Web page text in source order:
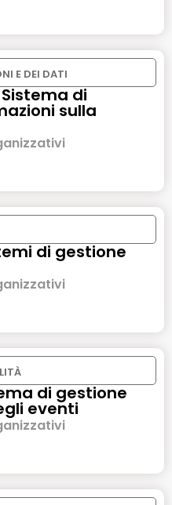
E DEI DATI
Sistema di
sulla
di gestione
di gestione
eventi